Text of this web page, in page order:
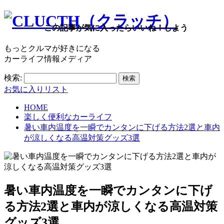
もっとクルマが好きになる
カーライフ情報メディア
検索:
お気に入りリスト
HOME
楽しく便利なカーライフ
暑い車内温度を一瞬でカンタンに下げる方法2選と車内
が涼しくなる高温対策グッズ3選
暑い車内温度を一瞬でカンタンに下げ
る方法2選と車内が涼しくなる高温対策
この記事が気に入ったらいいね！しよう